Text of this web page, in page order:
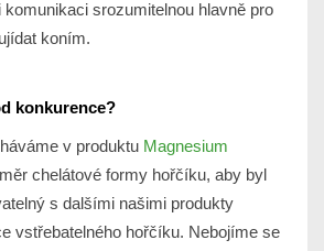
komunikaci srozumitelnou hlavně pro
koním.
konkurence?
v produktu Magnesium
chelátové formy hořčíku, aby byl
s dalšími našimi produkty
vstřebatelného hořčíku. Nebojíme se